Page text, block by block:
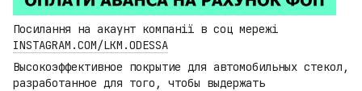
Посилання на акаунт компанії в соц мережі
INSTAGRAM.COM/LKM.ODESSA
Высокоэффективное покрытие для автомобильных стекол,
разработанное для того, чтобы выдержать